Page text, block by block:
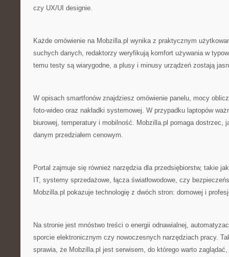
czy UX/UI designie.
Każde omówienie na Mobzilla.pl wynika z praktycznym
suchych danych, redaktorzy weryfikują komfort używania w
temu testy są wiarygodne, a plusy i minusy urządzeń zostają
W opisach smartfonów znajdziesz omówienie panelu, mocy
foto-wideo oraz nakładki systemowej. W przypadku laptopów
biurowej, temperatury i mobilność. Mobzilla.pl pomaga dostrzec,
danym przedziałem cenowym.
Portal zajmuje się również narzędzia dla przedsiębiorstw, takie
IT, systemy sprzedażowe, łącza światłowodowe, czy
Mobzilla.pl pokazuje technologię z dwóch stron: domowej i
Na stronie jest mnóstwo treści o energii odnawialnej,
sporcie elektronicznym czy nowoczesnych narzędziach pracy.
sprawia, że Mobzilla.pl jest serwisem, do którego warto